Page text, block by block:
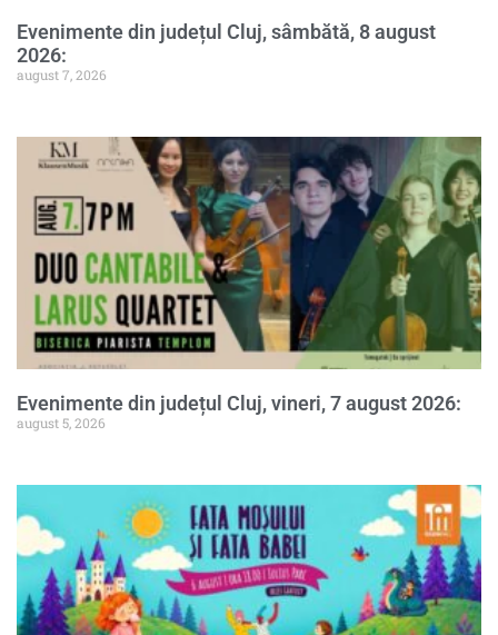
Evenimente din județul Cluj, sâmbătă, 8 august
2026:
august 7, 2026
Evenimente din județul Cluj, vineri, 7 august 2026:
august 5, 2026